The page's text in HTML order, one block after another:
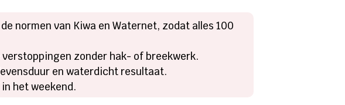
normen van Kiwa en Waternet, zodat alles 100
zonder hak- of breekwerk.
en waterdicht resultaat.
het weekend.